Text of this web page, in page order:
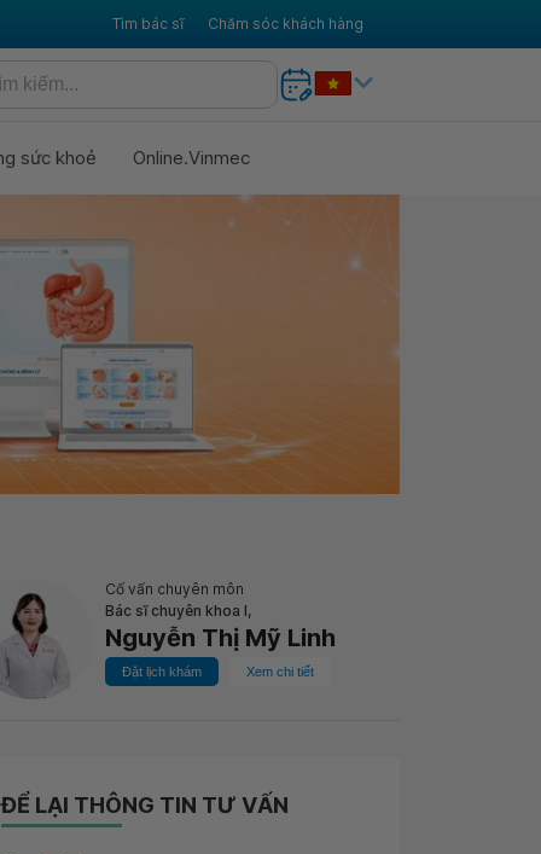
Tìm bác sĩ Chăm sóc khách hàng
sức khoẻ Online.Vinmec
Cố vấn chuyên môn
Bác sĩ chuyên khoa I,
Nguyễn Thị Mỹ Linh
Đặt lịch khám Xem chi tiết
ĐỂ LẠI THÔNG TIN TƯ VẤN